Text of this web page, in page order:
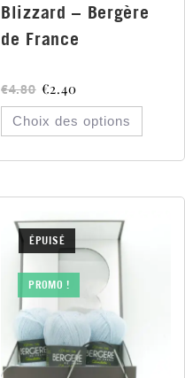
Blizzard – Bergère
de France
€4.80 €2.40
Choix des options
ÉPUISÉ
PROMO !